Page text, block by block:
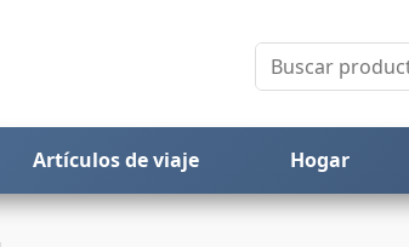
Artículos de viaje Hogar